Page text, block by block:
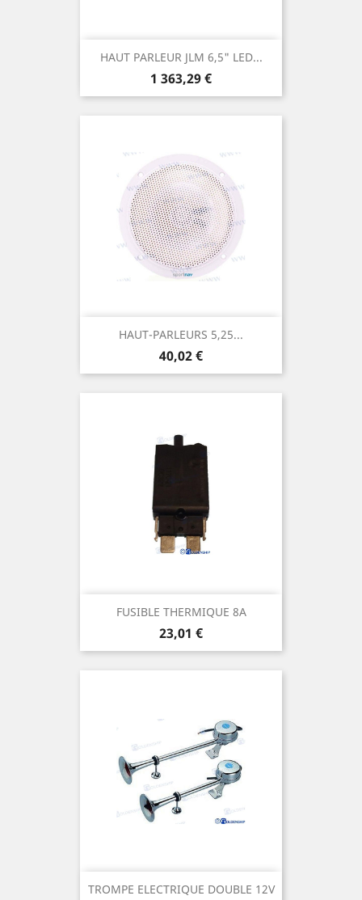
HAUT PARLEUR JLM 6,5" LED...
Prix
1 363,29 €
HAUT-PARLEURS 5,25...
Prix
40,02 €
FUSIBLE THERMIQUE 8A
Prix
23,01 €
TROMPE ELECTRIQUE DOUBLE 12V